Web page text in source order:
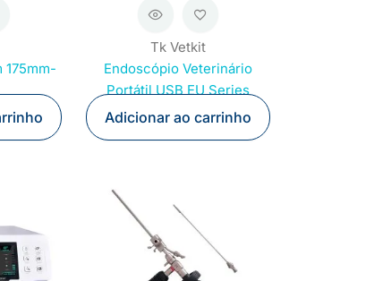
175mm-
Tk Vetkit
Endoscópio Veterinário
Portátil USB EU Series
Adicionar ao carrinho